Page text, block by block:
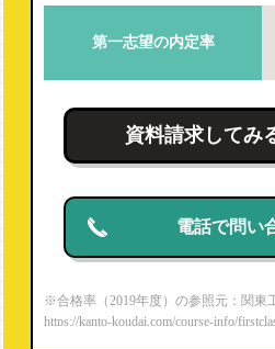
第一志望の内定率
資料請求してみ
電話で問い
※合格率（2019年度）の参照元：関東
https://kanto-koudai.com/course-info/